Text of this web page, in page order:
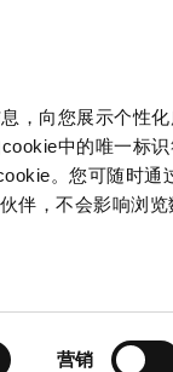
，向您展示个性
中的唯一标
。您可随时通
伴，不会影响浏
营销